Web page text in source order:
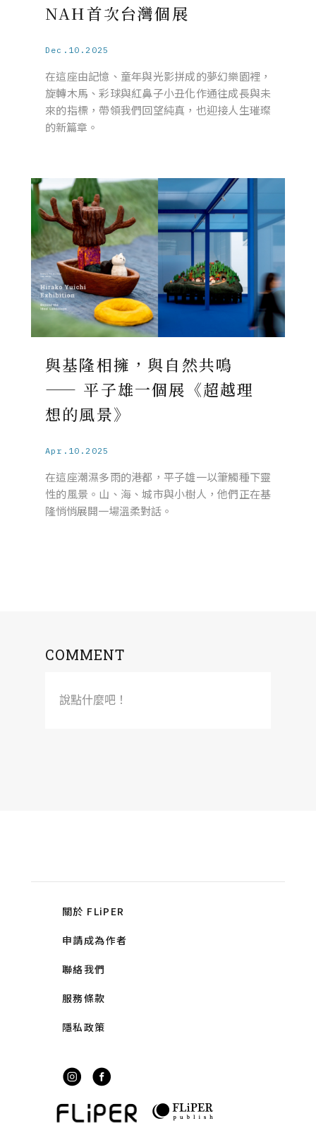
NAH首次台灣個展
Dec.10.2025
在這座由記憶、童年與光影拼成的夢幻樂園裡，
旋轉木馬、彩球與紅鼻子小丑化作通往成長與未
來的指標，帶領我們回望純真，也迎接人生璀璨
的新篇章。
與基隆相擁，與自然共鳴
—— 平子雄一個展《超越理
想的風景》
Apr.10.2025
在這座潮濕多雨的港都，平子雄一以筆觸種下靈
性的風景。山、海、城市與小樹人，他們正在基
隆悄悄展開一場溫柔對話。
COMMENT
說點什麼吧！
關於 FLiPER
申請成為作者
聯絡我們
服務條款
隱私政策